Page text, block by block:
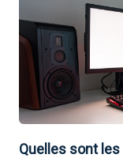
Quelles sont